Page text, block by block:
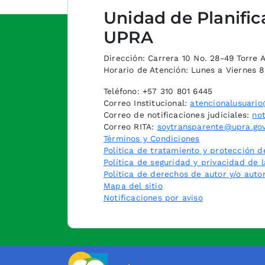
Unidad de
UPRA
Dirección: Carrera 10 No. 28-49 Torre
Horario de Atención: Lunes a Viernes
Teléfono: +57 310 801 6445
Correo Institucional:
Correo de notificaciones judiciales:
Correo RITA:
Términos y Condiciones
Política de tratamiento y protección
Política de seguridad y privacidad de
Política de derechos de autor y/o
Mapa del sitio
Notificaciones por aviso